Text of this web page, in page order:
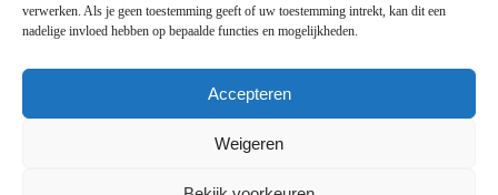
verwerken. Als je geen toestemming geeft of uw toestemming intrekt, kan dit een
nadelige invloed hebben op bepaalde functies en mogelijkheden.
Accepteren
Weigeren
Copyright © 2021 livingnature.nl | Alle rechten